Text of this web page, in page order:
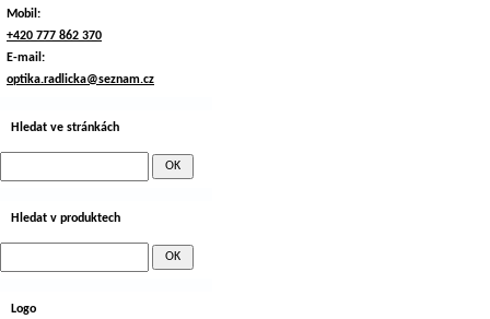
Mobil:
+420 777 862 370
E-mail:
optika.radlicka@seznam.cz
Hledat ve stránkách
Hledat v produktech
Logo